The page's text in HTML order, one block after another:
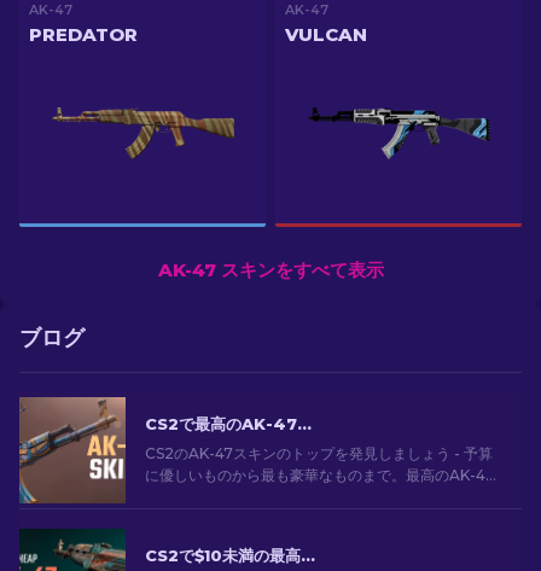
AK-47
PREDATOR
AK-47
VULCAN
AK-47 スキンをすべて表示
ブログ
CS2で最高のAK-47スキン: 安価から高価まで
CS2のAK-47スキンのトップを発見しましょう - 予算
に優しいものから最も豪華なものまで。最高のAK-47
CS2で$10未満の最高に安いAK-47スキン